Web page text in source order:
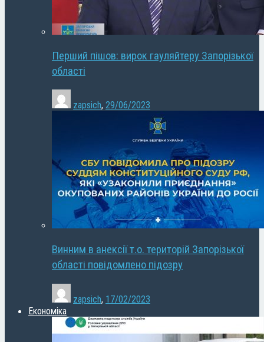
Перший пішов: вирок гауляйтеру Запорізької
області
zapsich, 29/06/2023
Винним в анексії т.о. територій Запорізької
області повідомлено підозру
zapsich, 17/02/2023
Економіка